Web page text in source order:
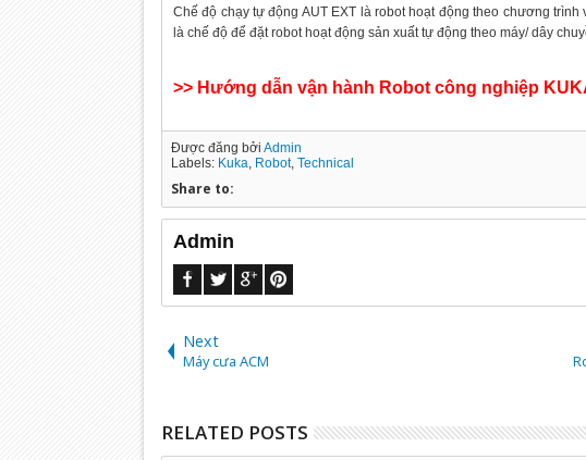
Chế độ chạy tự động AUT EXT là robot hoạt động theo chương
là chế độ để đặt robot hoạt động sản xuất tự động theo máy/ dây
>> Hướng dẫn vận hành Robot công nghiệp
Được đăng bởi Admin
Labels: Kuka, Robot, Technical
Share to:
Admin
Next
Máy cưa ACM
RELATED POSTS